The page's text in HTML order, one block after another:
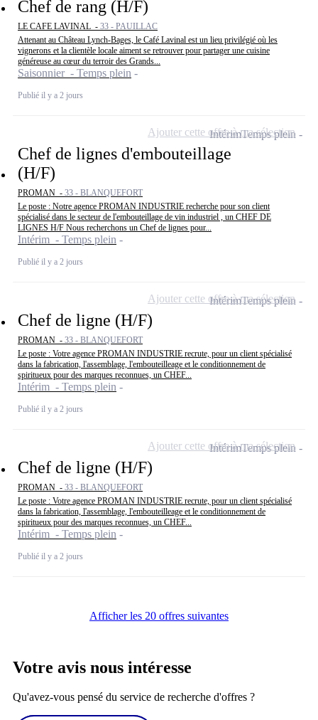
Chef de rang (H/F)
LE CAFE LAVINAL - 33 - PAUILLAC
Attenant au Château Lynch-Bages, le Café Lavinal est un lieu privilégié où les
vignerons et la clientèle locale aiment se retrouver pour partager une cuisine
généreuse au cœur du terroir des Grands...
Saisonnier - Temps plein
Publié il y a 2 jours
Chef de lignes d'embouteillage
(H/F)
PROMAN - 33 - BLANQUEFORT
Le poste : Notre agence PROMAN INDUSTRIE recherche pour son client
spécialisé dans le secteur de l'embouteillage de vin industriel , un CHEF DE
LIGNES H/F Nous recherchons un Chef de lignes pour...
Intérim - Temps plein
Publié il y a 2 jours
IntérimTemps plein
Ajouter cette offre à ma sélection
Chef de ligne (H/F)
PROMAN - 33 - BLANQUEFORT
Le poste : Votre agence PROMAN INDUSTRIE recrute, pour un client spécialisé
dans la fabrication, l'assemblage, l'embouteilleage et le conditionnement de
spiritueux pour des marques reconnues, un CHEF...
Intérim - Temps plein
Publié il y a 2 jours
IntérimTemps plein
Ajouter cette offre à ma sélection
Chef de ligne (H/F)
PROMAN - 33 - BLANQUEFORT
Le poste : Votre agence PROMAN INDUSTRIE recrute, pour un client spécialisé
dans la fabrication, l'assemblage, l'embouteilleage et le conditionnement de
spiritueux pour des marques reconnues, un CHEF...
Intérim - Temps plein
Publié il y a 2 jours
IntérimTemps plein
Ajouter cette offre à ma sélection
Afficher les 20 offres suivantes
Votre avis nous intéresse
Qu'avez-vous pensé du service de recherche d'offres ?